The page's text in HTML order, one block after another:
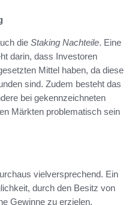
die Staking Nachteile. Eine
darin, dass Investoren
Mittel haben, da diese
sind. Zudem besteht das
bei gekennzeichneten
Märkten problematisch sein
vielversprechend. Ein
durch den Besitz von
Gewinne zu erzielen.